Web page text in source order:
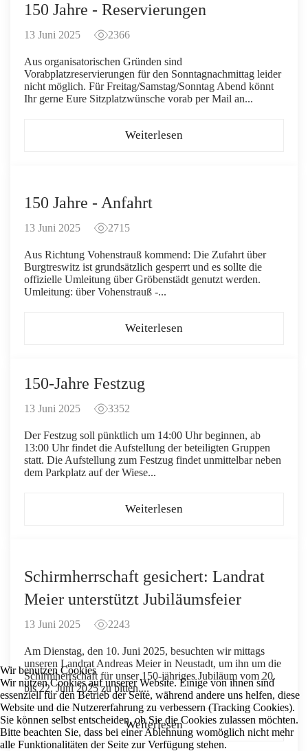
150 Jahre - Reservierungen
13 Juni 2025 2366
Aus organisatorischen Gründen sind
Vorabplatzreservierungen für den Sonntagnachmittag leider
nicht möglich. Für Freitag/Samstag/Sonntag Abend könnt
Ihr gerne Eure Sitzplatzwünsche vorab per Mail an...
Weiterlesen
150 Jahre - Anfahrt
13 Juni 2025 2715
Aus Richtung Vohenstrauß kommend: Die Zufahrt über
Burgtreswitz ist grundsätzlich gesperrt und es sollte die
offizielle Umleitung über Gröbenstädt genutzt werden.
Umleitung: über Vohenstrauß -...
Weiterlesen
150-Jahre Festzug
13 Juni 2025 3352
Der Festzug soll pünktlich um 14:00 Uhr beginnen, ab
13:00 Uhr findet die Aufstellung der beteiligten Gruppen
statt. Die Aufstellung zum Festzug findet unmittelbar neben
dem Parkplatz auf der Wiese...
Weiterlesen
Schirmherrschaft gesichert: Landrat
Meier unterstützt Jubiläumsfeier
13 Juni 2025 2243
Am Dienstag, den 10. Juni 2025, besuchten wir mittags
unseren Landrat Andreas Meier in Neustadt, um ihn um die
Schirmherrschaft für unser 150-jähriges Jubiläum vom 20.
bis 22. Juni 2025 zu bitten....
Weiterlesen
Wir benutzen Cookies
Wir nutzen Cookies auf unserer Website. Einige von ihnen sind
essenziell für den Betrieb der Seite, während andere uns helfen, diese
Website und die Nutzererfahrung zu verbessern (Tracking Cookies).
Sie können selbst entscheiden, ob Sie die Cookies zulassen möchten.
Bitte beachten Sie, dass bei einer Ablehnung womöglich nicht mehr
alle Funktionalitäten der Seite zur Verfügung stehen.